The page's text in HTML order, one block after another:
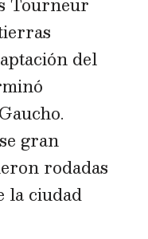
del
gran
rodadas
la ciudad